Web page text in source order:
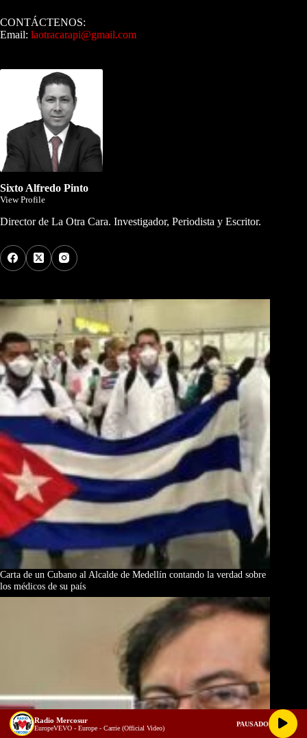
CONTÁCTENOS:
Email: laotracarapi@gmail.com
Sixto Alfredo Pinto
View Profile
Director de La Otra Cara. Investigador, Periodista y Escritor.
Carta de un Cubano al Alcalde de Medellín contando la verdad sobre
los médicos de su país
Radio Mercosur
EuropeVEVO - Europe - Carrie (Official Video)
PAUSADO